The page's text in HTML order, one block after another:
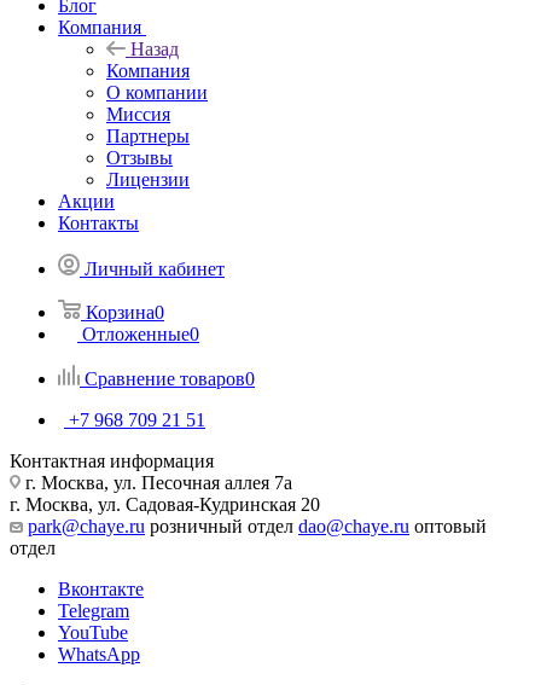
Блог
Компания
Назад
Компания
О компании
Миссия
Партнеры
Отзывы
Лицензии
Акции
Контакты
Личный кабинет
Корзина0
Отложенные0
Сравнение товаров0
+7 968 709 21 51
Контактная информация
г. Москва, ул. Песочная аллея 7а
г. Москва, ул. Садовая-Кудринская 20
park@chaye.ru розничный отдел dao@chaye.ru оптовый
отдел
Вконтакте
Telegram
YouTube
WhatsApp